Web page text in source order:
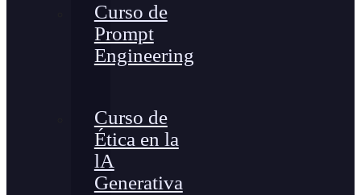
Curso de
Prompt
Engineering
Curso de
Ética en la
lA
Generativa